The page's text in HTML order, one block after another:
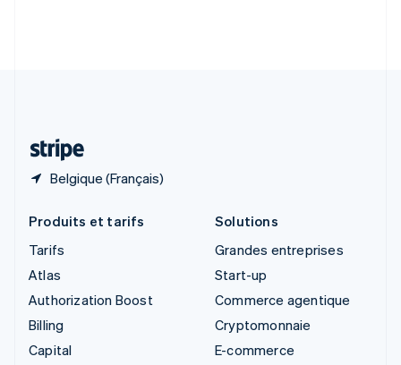
Belgique (Français)
Produits et tarifs
Tarifs
Atlas
Authorization Boost
Billing
Capital
Solutions
Grandes entreprises
Start-up
Commerce agentique
Cryptomonnaie
E-commerce